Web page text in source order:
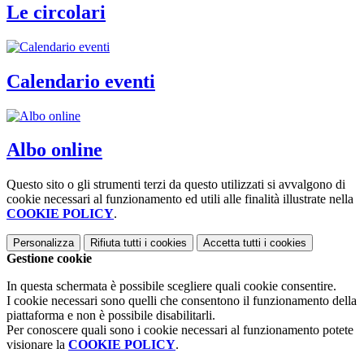
Le circolari
Calendario eventi
Albo online
Questo sito o gli strumenti terzi da questo utilizzati si avvalgono di
cookie necessari al funzionamento ed utili alle finalità illustrate nella
COOKIE POLICY.
Personalizza Rifiuta tutti i cookies Accetta tutti i cookies
Gestione cookie
In questa schermata è possibile scegliere quali cookie consentire.
I cookie necessari sono quelli che consentono il funzionamento della
piattaforma e non è possibile disabilitarli.
Per conoscere quali sono i cookie necessari al funzionamento potete
visionare la COOKIE POLICY.